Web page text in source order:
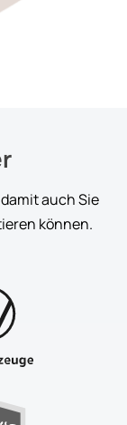
auch Sie
können.